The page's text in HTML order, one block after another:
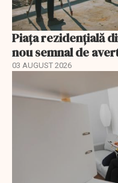
Piața rezidențială
nou semnal de
03 AUGUST 2026